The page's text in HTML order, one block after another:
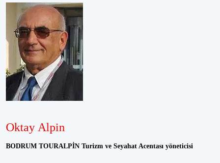
Oktay Alpin
BODRUM TOURALPİN Turizm ve Seyahat Acentası yöneticisi